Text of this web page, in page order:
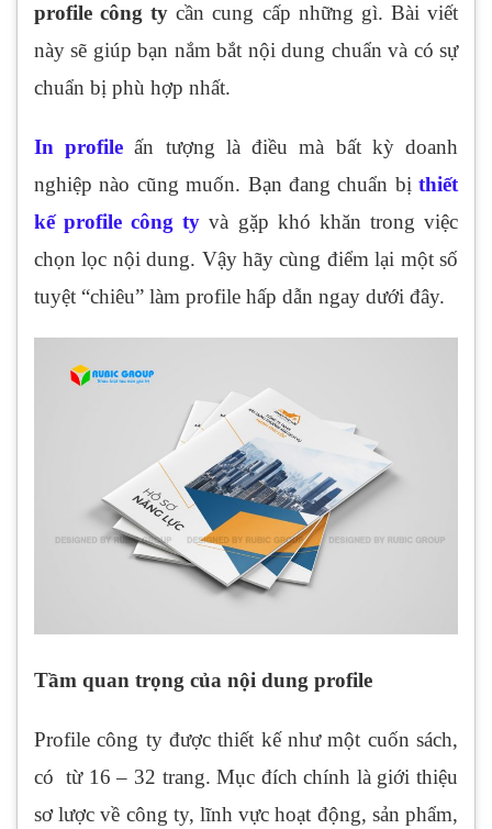
profile công ty cần cung cấp những gì. Bài viết
này sẽ giúp bạn nắm bắt nội dung chuẩn và có sự
chuẩn bị phù hợp nhất.
In profile ấn tượng là điều mà bất kỳ doanh
nghiệp nào cũng muốn. Bạn đang chuẩn bị thiết
kế profile công ty và gặp khó khăn trong việc
chọn lọc nội dung. Vậy hãy cùng điểm lại một số
tuyệt “chiêu” làm profile hấp dẫn ngay dưới đây.
Tầm quan trọng của nội dung profile
Profile công ty được thiết kế như một cuốn sách,
có từ 16 – 32 trang. Mục đích chính là giới thiệu
sơ lược về công ty, lĩnh vực hoạt động, sản phẩm,